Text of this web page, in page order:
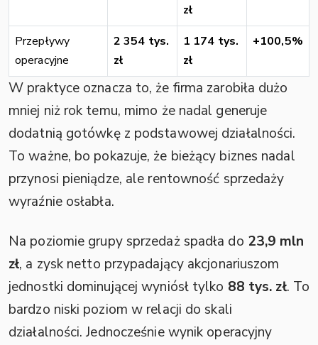
zł
Przepływy
operacyjne
2 354 tys.
zł
1 174 tys.
zł
+100,5%
W praktyce oznacza to, że firma zarobiła dużo
mniej niż rok temu, mimo że nadal generuje
dodatnią gotówkę z podstawowej działalności.
To ważne, bo pokazuje, że bieżący biznes nadal
przynosi pieniądze, ale rentowność sprzedaży
wyraźnie osłabła.
Na poziomie grupy sprzedaż spadła do 23,9 mln
zł, a zysk netto przypadający akcjonariuszom
jednostki dominującej wyniósł tylko 88 tys. zł. To
bardzo niski poziom w relacji do skali
działalności. Jednocześnie wynik operacyjny